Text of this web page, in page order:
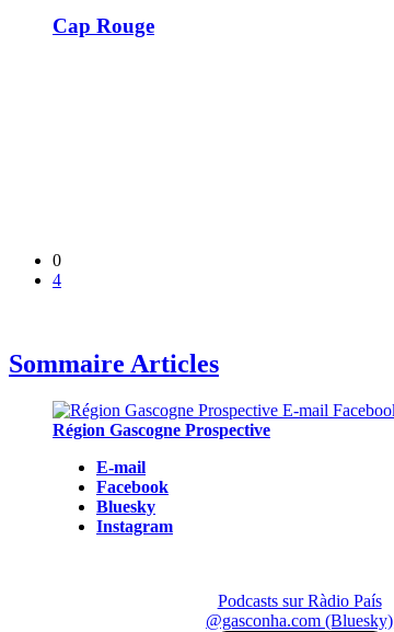
Cap Rouge
0
4
Sommaire Articles
Région Gascogne Prospective
E-mail
Facebook
Bluesky
Instagram
Podcasts sur Ràdio País
@gasconha.com (Bluesky)